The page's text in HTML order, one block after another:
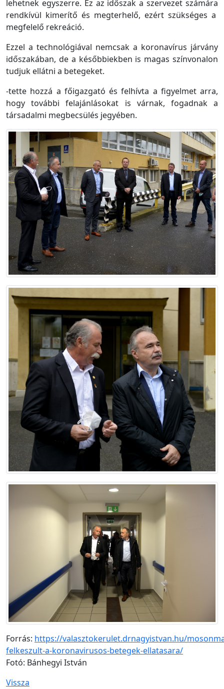
lehetnek egyszerre. Ez az időszak a szervezet számára
rendkívül kimerítő és megterhelő, ezért szükséges a
megfelelő rekreáció.
Ezzel a technológiával nemcsak a koronavírus járvány
időszakában, de a későbbiekben is magas színvonalon
tudjuk ellátni a betegeket.
-tette hozzá a főigazgató és felhívta a figyelmet arra,
hogy további felajánlásokat is várnak, fogadnak a
társadalmi megbecsülés jegyében.
Forrás: https://valasztokerulet.drnagyistvan.hu/
felkeszult-a-koronavirusos-betegek-ellatasara/
Fotó: Bánhegyi István
Vissza